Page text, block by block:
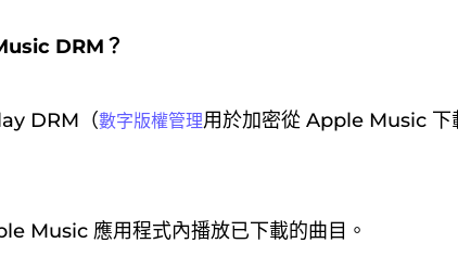
DRM？
DRM（數字版權管理用於加密從 Apple Music 下
Music 應用程式內播放已下載的曲目。